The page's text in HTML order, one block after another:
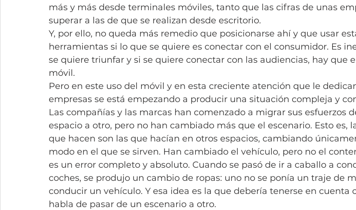
más y más desde terminales móviles, tanto que las cifras de unas
superar a las de que se realizan desde escritorio.
Y, por ello, no queda más remedio que posicionarse ahí y que usar
herramientas si lo que se quiere es conectar con el consumidor. Es
se quiere triunfar y si se quiere conectar con las audiencias, hay que
móvil.
Pero en este uso del móvil y en esta creciente atención que le
empresas se está empezando a producir una situación compleja y
Las compañías y las marcas han comenzado a migrar sus esfuerzos
espacio a otro, pero no han cambiado más que el escenario. Esto es,
que hacen son las que hacían en otros espacios, cambiando
modo en el que se sirven. Han cambiado el vehículo, pero no el
es un error completo y absoluto. Cuando se pasó de ir a caballo a
coches, se produjo un cambio de ropas: uno no se ponía un traje de
conducir un vehículo. Y esa idea es la que debería tenerse en cuenta
habla de pasar de un escenario a otro.